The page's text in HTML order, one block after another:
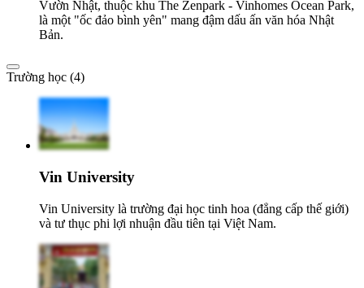
Vườn Nhật, thuộc khu The Zenpark - Vinhomes Ocean Park,
là một "ốc đảo bình yên" mang đậm dấu ấn văn hóa Nhật
Bản.
Trường học (4)
Vin University
Vin University là trường đại học tinh hoa (đẳng cấp thế giới)
và tư thục phi lợi nhuận đầu tiên tại Việt Nam.